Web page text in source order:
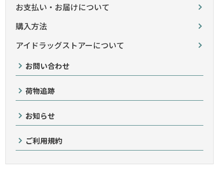
お支払い・お届けについて
購入方法
アイドラッグストアーについて
お問い合わせ
荷物追跡
お知らせ
ご利用規約